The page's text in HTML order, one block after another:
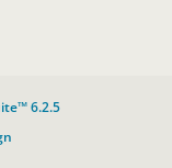
6.2.5